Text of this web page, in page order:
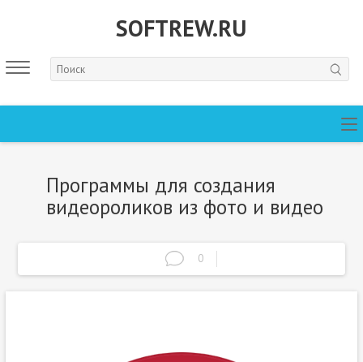
SOFTREW.RU
Программы для создания
видеороликов из фото и видео
0